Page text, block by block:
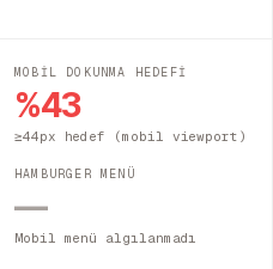
MOBİL DOKUNMA HEDEFİ
%43
≥44px hedef (mobil viewport)
HAMBURGER MENÜ
—
Mobil menü algılanmadı